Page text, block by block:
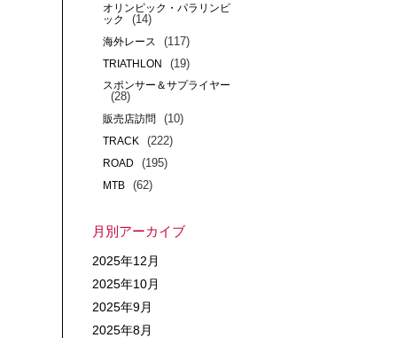
オリンピック・パラリンピ
ック
(14)
海外レース (117)
TRIATHLON (19)
スポンサー＆サプライヤー
(28)
販売店訪問 (10)
TRACK (222)
ROAD (195)
MTB (62)
月別アーカイブ
2025年12月
2025年10月
2025年9月
2025年8月